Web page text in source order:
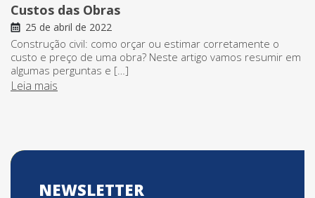
Custos das Obras
25 de abril de 2022
Construção civil: como orçar ou estimar corretamente o
custo e preço de uma obra? Neste artigo vamos resumir em
algumas perguntas e […]
Leia mais
NEWSLETTER